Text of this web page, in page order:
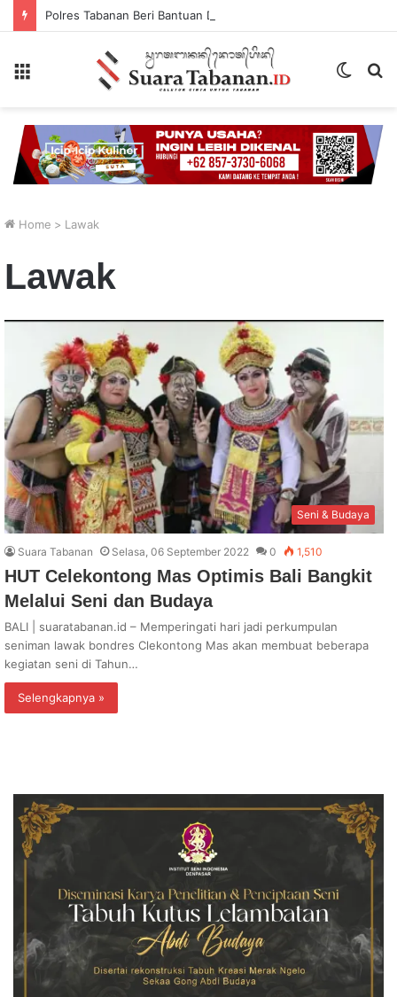
Switch
Home > Lawak
Lawak
Seni & Budaya
Suara Tabanan Selasa, 06 September 2022 0 1,510
HUT Celekontong Mas Optimis Bali Bangkit
Melalui Seni dan Budaya
BALI | suaratabanan.id – Memperingati hari jadi perkumpulan
seniman lawak bondres Clekontong Mas akan membuat beberapa
kegiatan seni di Tahun…
Selengkapnya »